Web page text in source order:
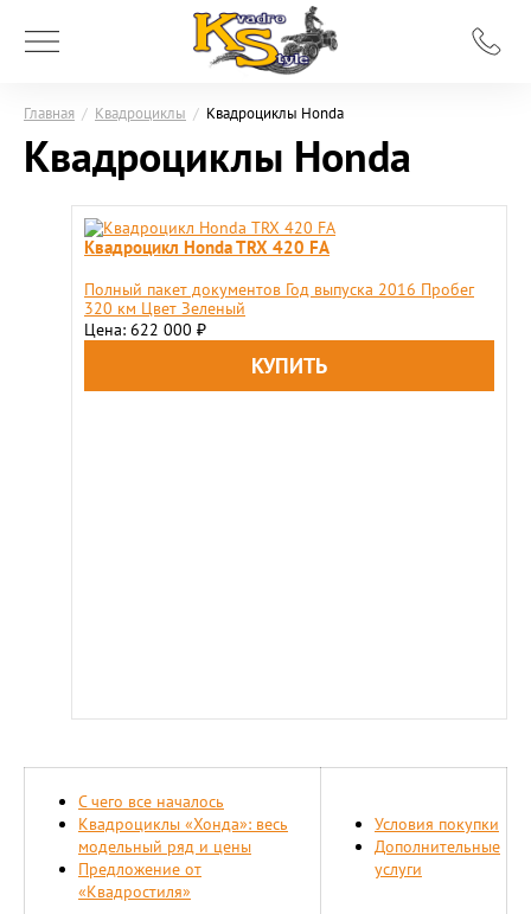
Главная / Квадроциклы / Квадроциклы Honda
Квадроциклы Honda
Квадроцикл Honda TRX 420 FA
Полный пакет документов Год выпуска 2016 Пробег
320 км Цвет Зеленый
Цена: 622 000 ₽
С чего все началось
Квадроциклы «Хонда»: весь
модельный ряд и цены
Предложение от
«Квадростиля»
Условия покупки
Дополнительные
услуги